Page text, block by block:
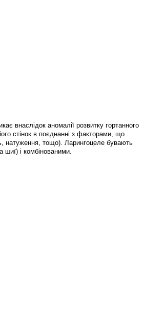
внаслідок аномалії розвитку гортанного
стінок в поєднанні з факторами, що
натуження, тощо). Ларингоцеле бувають
шиї) і комбінованими.